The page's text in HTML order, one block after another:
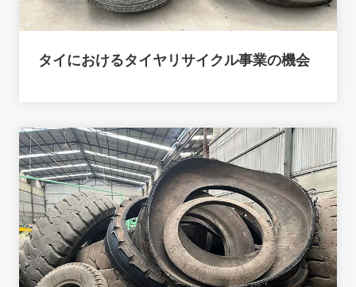
タイにおけるタイヤリサイクル事業の機会